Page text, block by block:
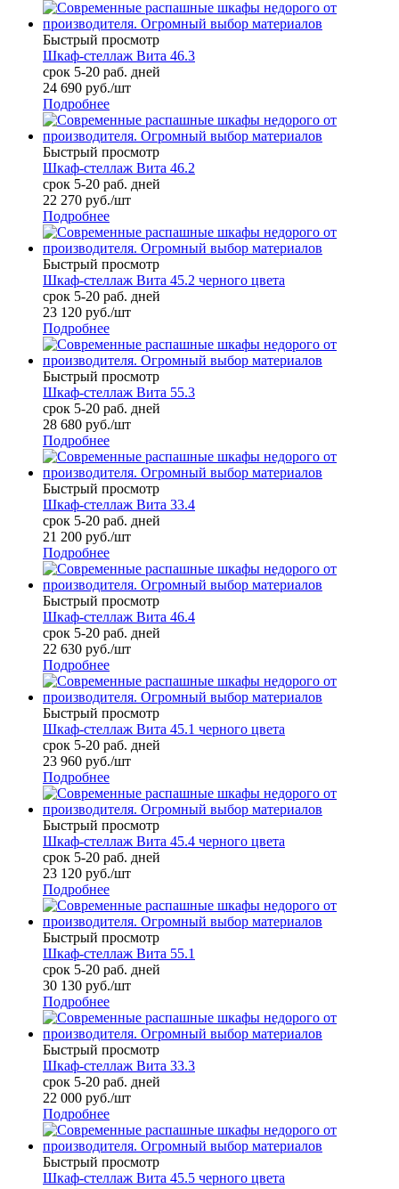
Быстрый просмотр
Шкаф-стеллаж Вита 46.3
срок 5-20 раб. дней
24 690 руб./шт
Подробнее
Быстрый просмотр
Шкаф-стеллаж Вита 46.2
срок 5-20 раб. дней
22 270 руб./шт
Подробнее
Быстрый просмотр
Шкаф-стеллаж Вита 45.2 черного цвета
срок 5-20 раб. дней
23 120 руб./шт
Подробнее
Быстрый просмотр
Шкаф-стеллаж Вита 55.3
срок 5-20 раб. дней
28 680 руб./шт
Подробнее
Быстрый просмотр
Шкаф-стеллаж Вита 33.4
срок 5-20 раб. дней
21 200 руб./шт
Подробнее
Быстрый просмотр
Шкаф-стеллаж Вита 46.4
срок 5-20 раб. дней
22 630 руб./шт
Подробнее
Быстрый просмотр
Шкаф-стеллаж Вита 45.1 черного цвета
срок 5-20 раб. дней
23 960 руб./шт
Подробнее
Быстрый просмотр
Шкаф-стеллаж Вита 45.4 черного цвета
срок 5-20 раб. дней
23 120 руб./шт
Подробнее
Быстрый просмотр
Шкаф-стеллаж Вита 55.1
срок 5-20 раб. дней
30 130 руб./шт
Подробнее
Быстрый просмотр
Шкаф-стеллаж Вита 33.3
срок 5-20 раб. дней
22 000 руб./шт
Подробнее
Быстрый просмотр
Шкаф-стеллаж Вита 45.5 черного цвета